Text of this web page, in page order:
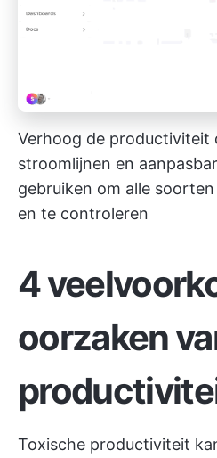
Verhoog de productiviteit
stroomlijnen en
gebruiken om alle
en te controleren
4
oorzaken
Toxische productiviteit